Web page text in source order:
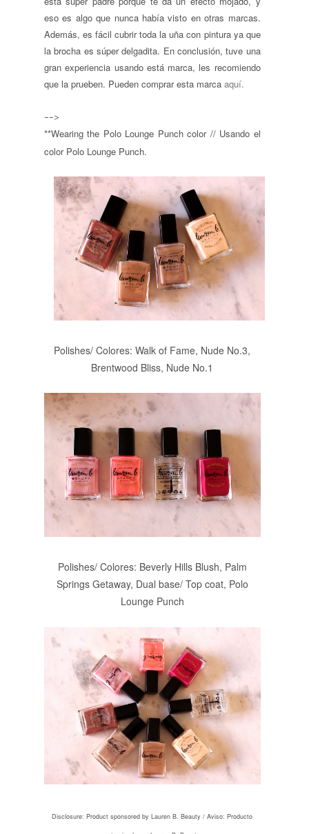
eso es algo que nunca había visto en otras marcas.
Además, es fácil cubrir toda la uña con pintura ya que
la brocha es súper delgadita. En conclusión, tuve una
gran experiencia usando está marca, les recomiendo
que la prueben. Pueden comprar esta marca aquí.
-->
**Wearing the Polo Lounge Punch color // Usando el
color Polo Lounge Punch.
Polishes/ Colores: Walk of Fame, Nude No.3,
Brentwood Bliss, Nude No.1
Polishes/ Colores: Beverly Hills Blush, Palm
Springs Getaway, Dual base/ Top coat, Polo
Lounge Punch
Disclosure: Product sponsored by Lauren B. Beauty /Aviso: Producto